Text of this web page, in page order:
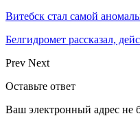
Витебск стал самой
Белгидромет рассказал,
Prev Next
Оставьте ответ
Ваш электронный адрес не